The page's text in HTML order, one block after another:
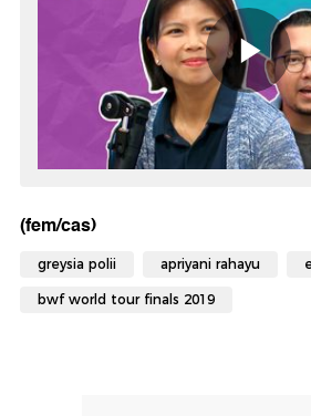
(fem/cas)
greysia polii apriyani rahayu
bwf world tour finals 2019